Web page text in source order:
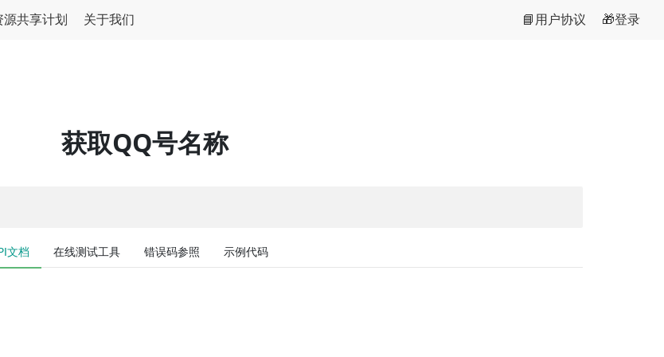
源共享计划 关于我们 📘用户协议 🎁登录
获取QQ号名称
文档 在线测试工具 错误码参照 示例代码